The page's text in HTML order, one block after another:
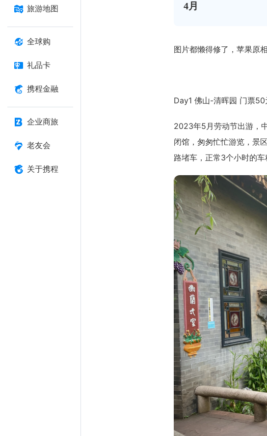
旅游地图
全球购
礼品卡
携程金融
企业商旅
老友会
关于携程
4月
图片都懒得修了，苹果原
Day1 佛山-清晖园 门票50
2023年5月劳动节出游，
闭馆，匆匆忙忙游览，景
路堵车，正常3个小时的